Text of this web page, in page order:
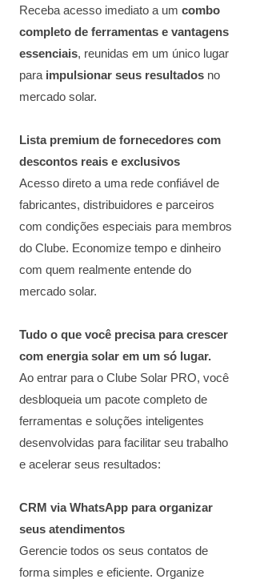
Receba acesso imediato a um combo
completo de ferramentas e vantagens
essenciais, reunidas em um único lugar
para impulsionar seus resultados no
mercado solar.
Lista premium de fornecedores com
descontos reais e exclusivos
Acesso direto a uma rede confiável de
fabricantes, distribuidores e parceiros
com condições especiais para membros
do Clube. Economize tempo e dinheiro
com quem realmente entende do
mercado solar.
Tudo o que você precisa para crescer
com energia solar em um só lugar.
Ao entrar para o Clube Solar PRO, você
desbloqueia um pacote completo de
ferramentas e soluções inteligentes
desenvolvidas para facilitar seu trabalho
e acelerar seus resultados:
CRM via WhatsApp para organizar
seus atendimentos
Gerencie todos os seus contatos de
forma simples e eficiente. Organize